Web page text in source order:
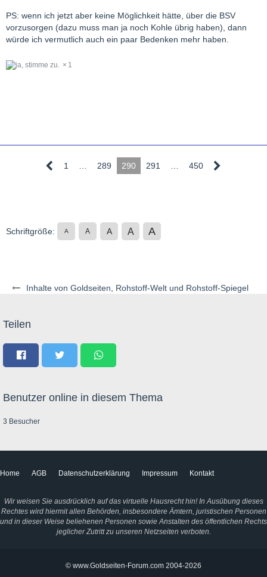
Inhalte von Goldseiten, Rohstoff-Welt und Rohstoff-Spiegel
PS: wenn ich jetzt aber keine Möglichkeit hätte, über die BSV
vorzusorgen (dazu muss man ja noch Kohle übrig haben), dann
würde ich vermutlich auch ein paar Bedenken mehr haben.
1
1 289 290 291 450
Schriftgröße: A A A A A
Teilen
Benutzer online in diesem Thema
3 Besucher
Home AGB Datenschutzerklärung Impressum Kontakt
Wir weisen Sie ausdrücklich auf das virtuelle Hausrecht hin! In Ausübung dieses
Rechtes wird hiermit allen Behörden, insbesondere Ämtern, juristischen Personen
und in dieser Weise beliehenen Personen sowie Anstalten des öffentlichen Rechts
jeglicher Zutritt zu unseren Netzseiten verboten.
© www.Goldseiten-Forum.com 2004-2026